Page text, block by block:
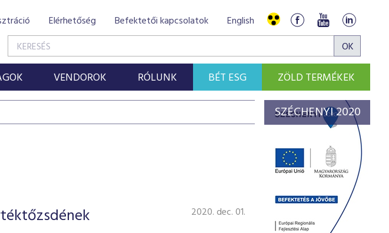
Elérhetőség Befektetői kapcsolatok English
VENDOROK RÓLUNK BÉT ESG ZÖLD TERMÉKEK
2020. dec. 01.
SZÉCHENYI 2020